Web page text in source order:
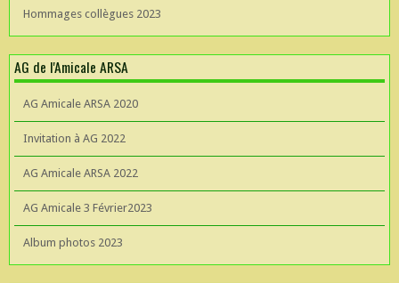
Hommages collègues 2023
AG de l'Amicale ARSA
AG Amicale ARSA 2020
Invitation à AG 2022
AG Amicale ARSA 2022
AG Amicale 3 Février2023
Album photos 2023